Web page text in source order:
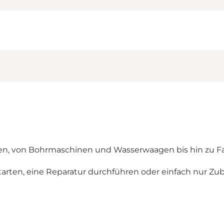
von Bohrmaschinen und Wasserwaagen bis hin zu
eine Reparatur durchführen oder einfach nur